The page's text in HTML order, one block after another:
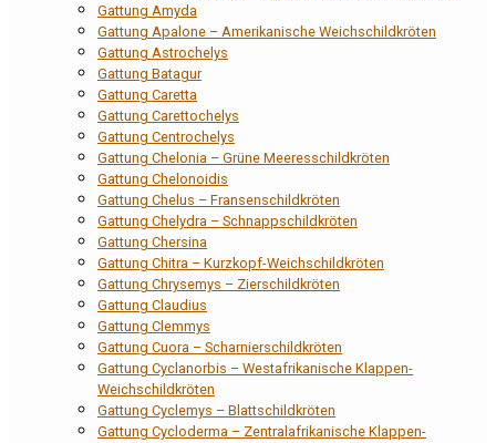
Gattung Amyda
Gattung Apalone – Amerikanische Weichschildkröten
Gattung Astrochelys
Gattung Batagur
Gattung Caretta
Gattung Carettochelys
Gattung Centrochelys
Gattung Chelonia – Grüne Meeresschildkröten
Gattung Chelonoidis
Gattung Chelus – Fransenschildkröten
Gattung Chelydra – Schnappschildkröten
Gattung Chersina
Gattung Chitra – Kurzkopf-Weichschildkröten
Gattung Chrysemys – Zierschildkröten
Gattung Claudius
Gattung Clemmys
Gattung Cuora – Scharnierschildkröten
Gattung Cyclanorbis – Westafrikanische Klappen-
Weichschildkröten
Gattung Cyclemys – Blattschildkröten
Gattung Cycloderma – Zentralafrikanische Klappen-